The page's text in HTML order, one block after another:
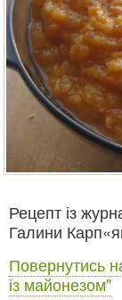
Рецепт із
Галини
Повернутись
із майонезом"